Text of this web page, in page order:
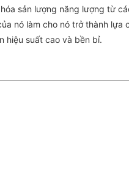
sản lượng năng lượng từ
nó làm cho nó trở thành lựa
hiệu suất cao và bền bỉ.